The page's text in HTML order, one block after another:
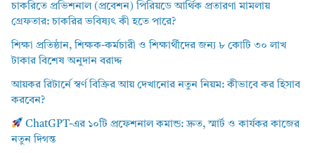
চাকরিতে প্রভিশনাল (প্রবেশন) পিরিয়ডে আর্থিক প্রতারণা মামলায়
গ্রেফতার: চাকরির ভবিষ্যৎ কী হতে পারে?
শিক্ষা প্রতিষ্ঠান, শিক্ষক-কর্মচারী ও শিক্ষার্থীদের জন্য ৮ কোটি ৩০ লাখ
টাকার বিশেষ অনুদান বরাদ্দ
আয়কর রিটার্নে স্বর্ণ বিক্রির আয় দেখানোর নতুন নিয়ম: কীভাবে কর হিসাব
করবেন?
ChatGPT-এর ১০টি প্রফেশনাল কমান্ড: দ্রুত, স্মার্ট ও কার্যকর কাজের
নতুন দিগন্ত